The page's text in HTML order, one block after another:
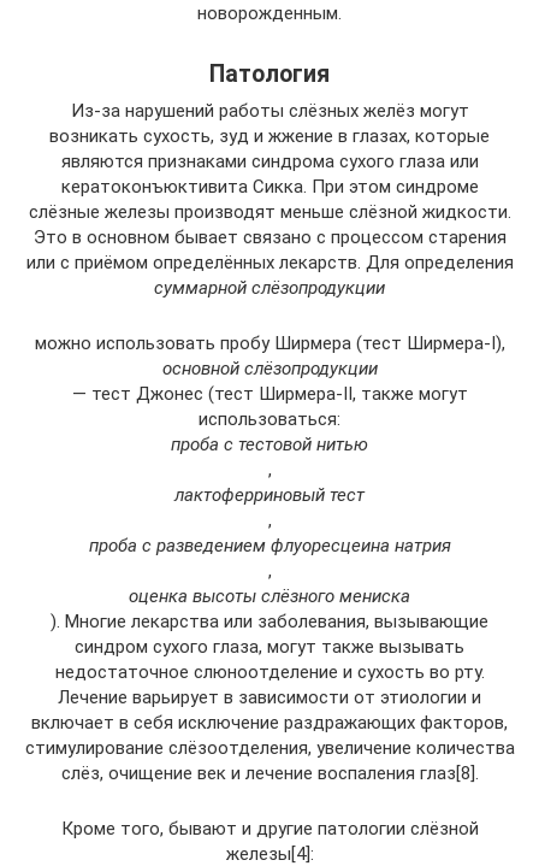
новорожденным.
Патология
Из-за нарушений работы слёзных желёз могут
возникать сухость, зуд и жжение в глазах, которые
являются признаками синдрома сухого глаза или
кератоконъюктивита Сикка. При этом синдроме
слёзные железы производят меньше слёзной жидкости.
Это в основном бывает связано с процессом старения
или с приёмом определённых лекарств. Для определения
суммарной слёзопродукции
можно использовать пробу Ширмера (тест Ширмера-I),
основной слёзопродукции
— тест Джонес (тест Ширмера-II, также могут
использоваться:
проба с тестовой нитью
,
лактоферриновый тест
,
проба с разведением флуоресцеина натрия
,
оценка высоты слёзного мениска
). Многие лекарства или заболевания, вызывающие
синдром сухого глаза, могут также вызывать
недостаточное слюноотделение и сухость во рту.
Лечение варьирует в зависимости от этиологии и
включает в себя исключение раздражающих факторов,
стимулирование слёзоотделения, увеличение количества
слёз, очищение век и лечение воспаления глаз[8].
Кроме того, бывают и другие патологии слёзной
железы[4]: